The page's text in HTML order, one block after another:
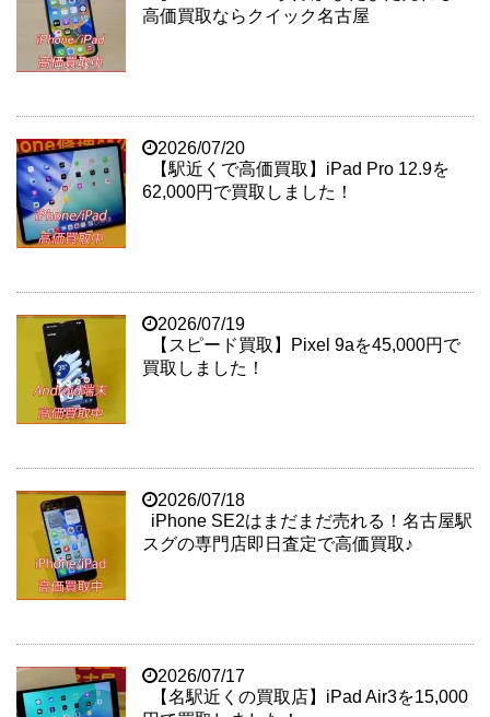
高価買取ならクイック名古屋
2026/07/20
【駅近くで高価買取】iPad Pro 12.9を
62,000円で買取しました！
2026/07/19
【スピード買取】Pixel 9aを45,000円で
買取しました！
2026/07/18
iPhone SE2はまだまだ売れる！名古屋駅
スグの専門店即日査定で高価買取♪
2026/07/17
【名駅近くの買取店】iPad Air3を15,000